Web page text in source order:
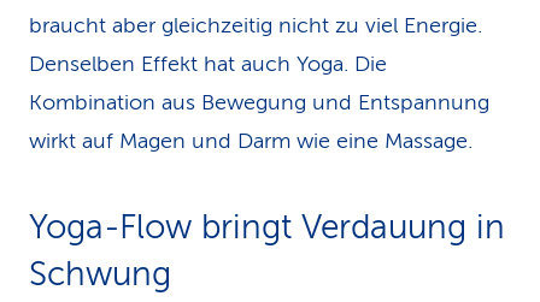
braucht aber gleichzeitig nicht zu viel Energie.
Denselben Effekt hat auch Yoga. Die
Kombination aus Bewegung und Entspannung
wirkt auf Magen und Darm wie eine Massage.
Yoga-Flow bringt Verdauung in
Schwung